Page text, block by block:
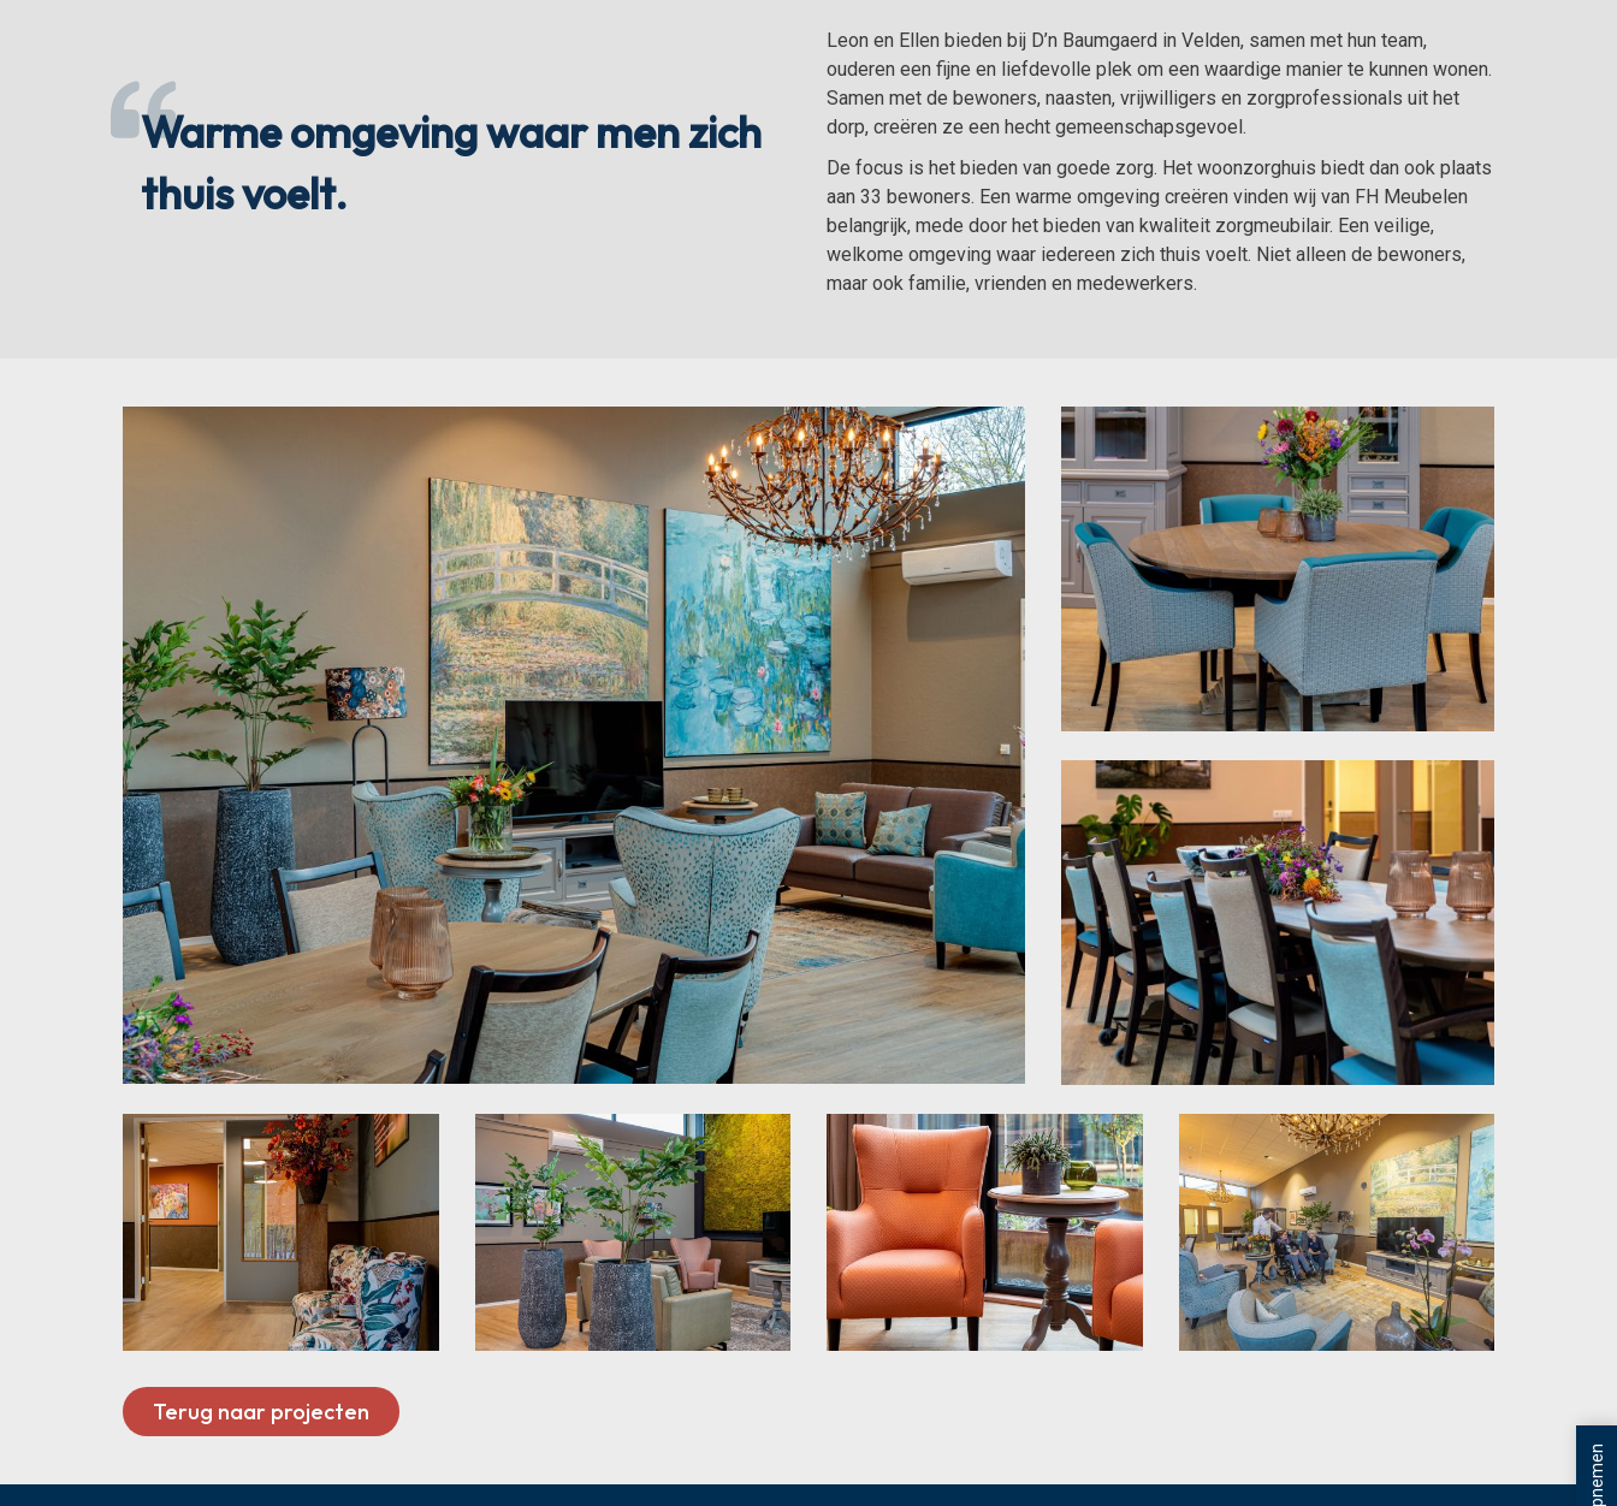
Warme omgeving waar men zich
thuis voelt.
Leon en Ellen bieden bij D’n Baumgaerd in Velden, samen met hun team,
ouderen een fijne en liefdevolle plek om een waardige manier te kunnen wonen.
Samen met de bewoners, naasten, vrijwilligers en zorgprofessionals uit het
dorp, creëren ze een hecht gemeenschapsgevoel.
De focus is het bieden van goede zorg. Het woonzorghuis biedt dan ook plaats
aan 33 bewoners. Een warme omgeving creëren vinden wij van FH Meubelen
belangrijk, mede door het bieden van kwaliteit zorgmeubilair. Een veilige,
welkome omgeving waar iedereen zich thuis voelt. Niet alleen de bewoners,
maar ook familie, vrienden en medewerkers.
Terug naar projecten